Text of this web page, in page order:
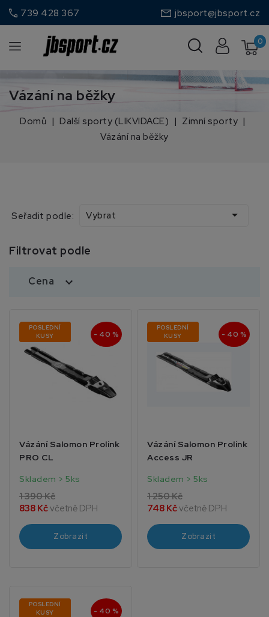
call 739 428 367 jbsport@jbsport.cz
0
Vázání na běžky
Domů Další sporty (LIKVIDACE)
Zimní sporty
Vázání na běžky
Seřadit podle: Vybrat 
Filtrovat podle
Cena 
POSLEDNÍ
KUSY
- 40 %
Vázání Salomon Prolink
PRO CL
Skladem > 5ks
1 390 Kč
838 Kčvčetně DPH
Zobrazit
POSLEDNÍ
KUSY
- 40 %
Vázání Salomon Prolink
Access JR
Skladem > 5ks
1 250 Kč
748 Kčvčetně DPH
Zobrazit
POSLEDNÍ
KUSY
- 40 %